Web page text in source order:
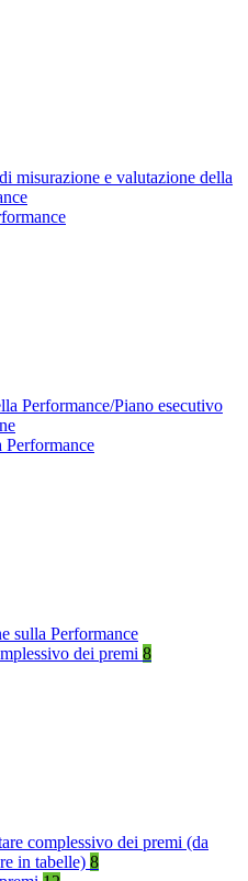
misurazione e valutazione della
Performance/Piano esecutivo
Performance
sulla Performance
dei premi 8
complessivo dei premi (da
in tabelle) 8